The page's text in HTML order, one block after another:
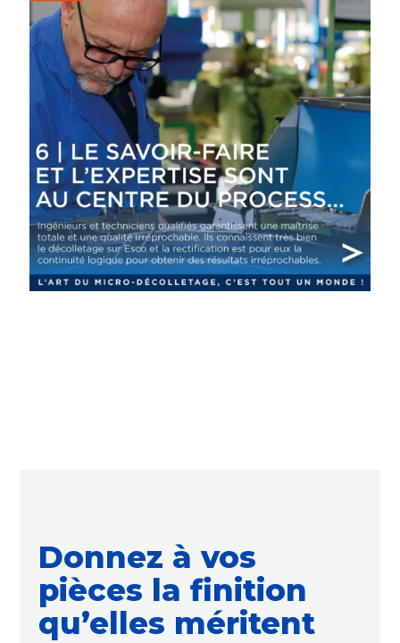
Donnez à vos
pièces la finition
qu’elles méritent